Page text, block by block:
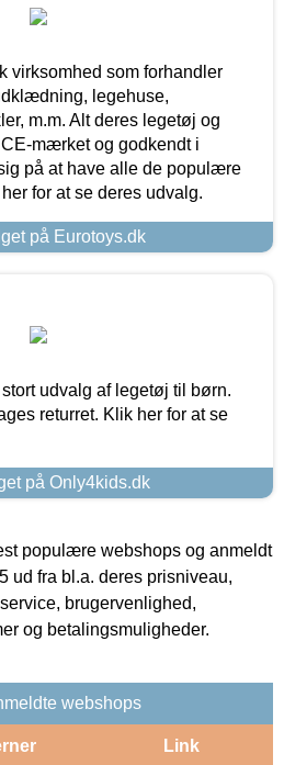
virksomhed som forhandler
legehuse,
m.m. Alt deres legetøj og
mærket og godkendt i
på at have alle de populære
for at se deres udvalg.
på Eurotoys.dk
udvalg af legetøj til børn.
returret. Klik her for at se
på Only4kids.dk
populære webshops og anmeldt
ud fra bl.a. deres prisniveau,
brugervenlighed,
og betalingsmuligheder.
webshops
Link